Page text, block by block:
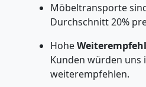
Möbeltransporte
Durchschnitt 20%
Hohe
Kunden würden uns
weiterempfehlen.